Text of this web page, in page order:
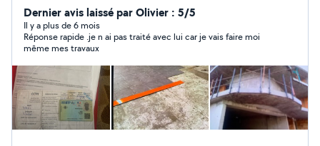
bricolage travail propre ponctuel et finition excellente
(montage de mur parpaing, brique ,façade .........tout
matériel de fabrication et en ma possession )document
certifié : bulletin de salaire , formation ,carte btp.
satisfaire le client est faire un travail propre je suis
ponctuel j'aime être a l'écoute du client même si ce
n'est pas son métier . Disponible 24sur 24 les prix sont
très raisonnable chaque travail mérite son salaire
respecter le client.
Dernier avis laissé par Olivier : 5/5
Il y a plus de 6 mois
Réponse rapide .je n ai pas traité avec lui car je vais faire moi
même mes travaux